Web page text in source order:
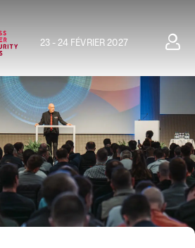
23 - 24 FÉVRIER 2027